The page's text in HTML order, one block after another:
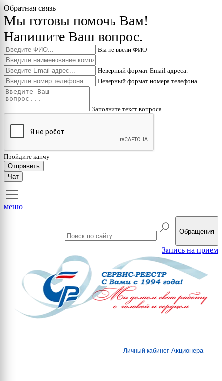
Обратная связь
Мы готовы помочь Вам!
Напишите Ваш вопрос.
Вы не ввели ФИО
Неверный формат Email-адреса.
Неверный формат номера телефона
Заполните текст вопроса
Пройдите капчу
Отправить
Чат
меню
Обращения
Запись на прием
Личный кабинет Акционера